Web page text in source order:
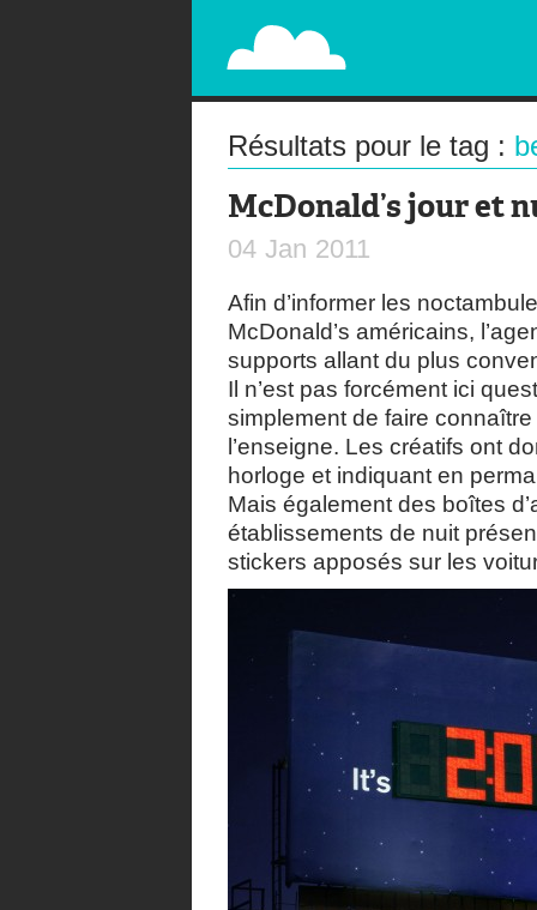
PAPERPLANE
STREET, AMBIENT, GUÉRILLA MARKETING
Résultats pour le tag :
McDonald’s jour et
04 Jan 2011
Afin d’informer les
McDonald’s américains,
supports allant du plus
Il n’est pas forcément ici
simplement de faire
l’enseigne. Les créatifs ont
horloge et indiquant en
Mais également des boîtes
établissements de nuit
stickers apposés sur les